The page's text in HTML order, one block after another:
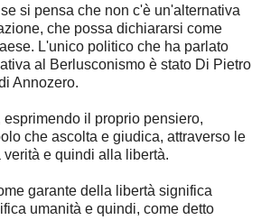
si pensa che non c'è un'alternativa
che possa dichiararsi come
L'unico politico che ha parlato
al Berlusconismo è stato Di Pietro
Annozero.
il proprio pensiero,
che ascolta e giudica, attraverso le
e quindi alla libertà.
garante della libertà significa
umanità e quindi, come detto